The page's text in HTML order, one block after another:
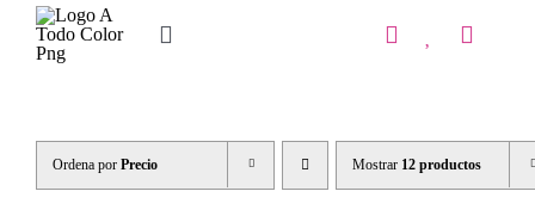
Saltar
contenido
Toggle
Ordena por Precio Mostrar 12 productos